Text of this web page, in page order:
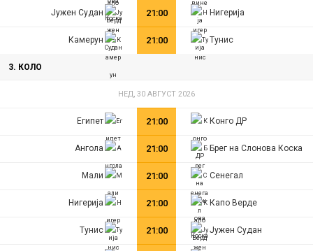
Јужен Судан 21:00 Нигерија
Камерун 21:00 Тунис
3. КОЛО
НЕД, 30 АВГУСТ 2026
Египет 21:00 Конго ДР
Ангола 21:00 Брег на Слонова Коска
Мали 21:00 Сенегал
Нигерија 21:00 Капо Верде
Тунис 21:00 Јужен Судан